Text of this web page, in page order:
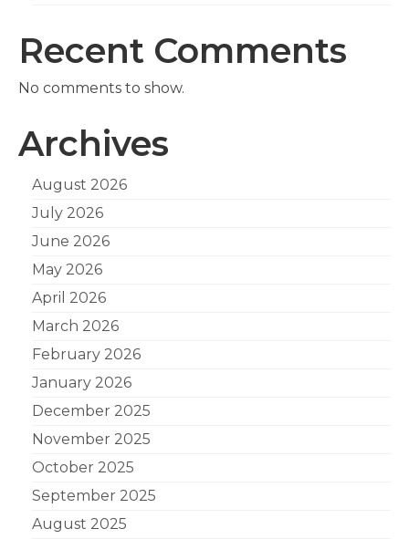
Recent Comments
No comments to show.
Archives
August 2026
July 2026
June 2026
May 2026
April 2026
March 2026
February 2026
January 2026
December 2025
November 2025
October 2025
September 2025
August 2025